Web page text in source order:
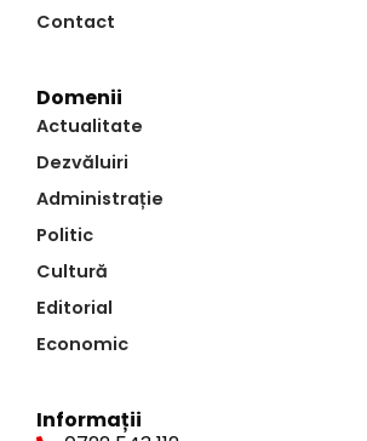
Contact
Domenii
Actualitate
Dezvăluiri
Administrație
Politic
Cultură
Editorial
Economic
Informații